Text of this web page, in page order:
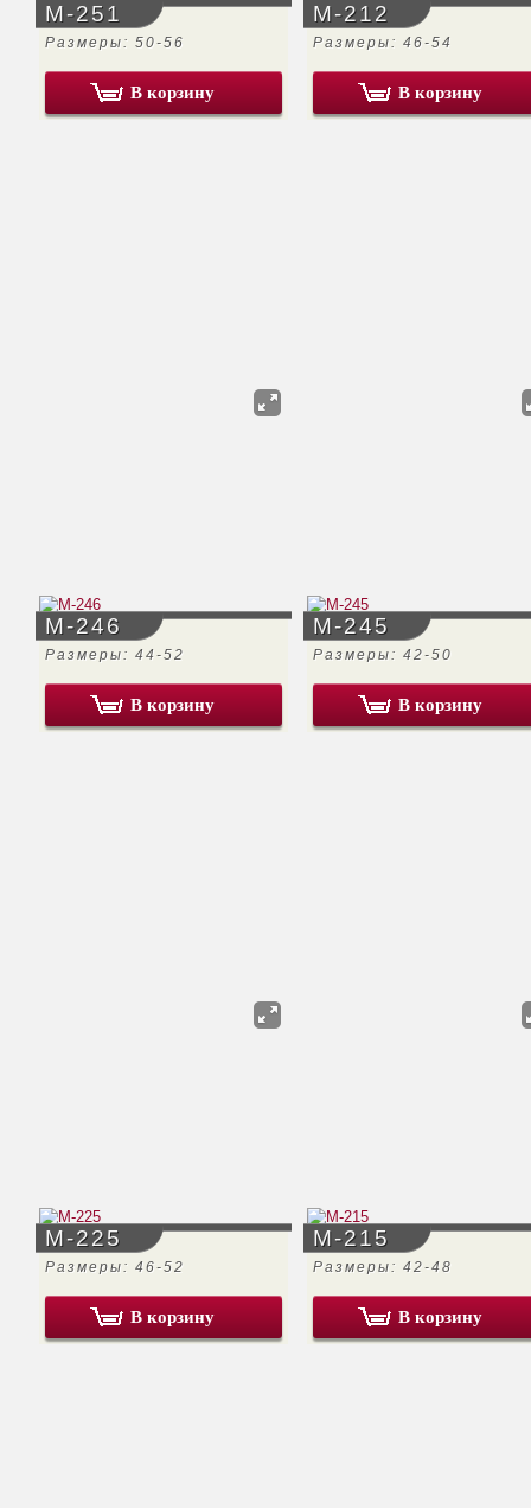
М-251
Размеры: 50-56
В корзину
М-212
Размеры: 46-54
В корзину
М-246
Размеры: 44-52
В корзину
М-245
Размеры: 42-50
В корзину
М-225
Размеры: 46-52
В корзину
М-215
Размеры: 42-48
В корзину